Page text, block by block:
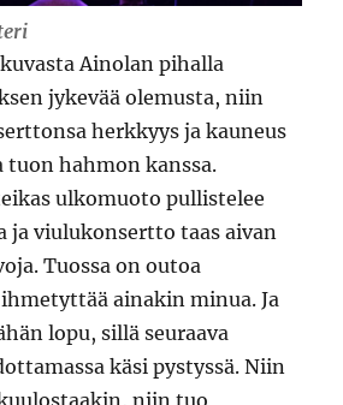
Ainolan pihalla
jykevää olemusta, niin
herkkyys ja kauneus
tuon hahmon kanssa.
ulkomuoto pullistelee
ja viulukonsertto taas aivan
Tuossa on outoa
ainakin minua. Ja
lopu, sillä seuraava
käsi pystyssä. Niin
niin tuo